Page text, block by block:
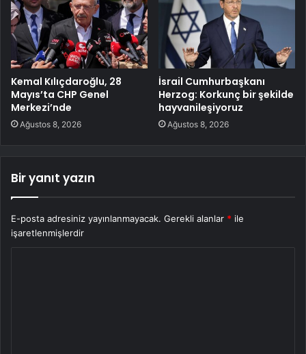
Kemal Kılıçdaroğlu, 28
Mayıs’ta CHP Genel
Merkezi’nde
Ağustos 8, 2026
İsrail Cumhurbaşkanı
Herzog: Korkunç bir şekilde
hayvanileşiyoruz
Ağustos 8, 2026
Bir yanıt yazın
E-posta adresiniz yayınlanmayacak. Gerekli alanlar * ile
işaretlenmişlerdir